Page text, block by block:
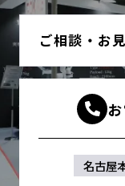
ご相談・お
名古屋